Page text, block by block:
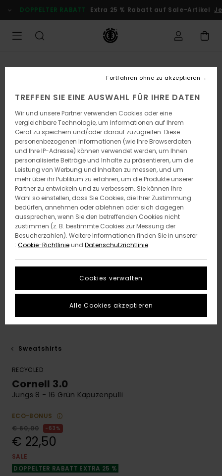
zur
Produktinformation
DOPPELTER RABATT Extra 25 % Rabatt auf Sale-Artikel
Sweatshirts
RECYCLED
Cornell 3.0
Jungs 8 - 16 Grün Kapuzenpulli
ECO-BONUS
€ 60,00
63%
€ 22,50
SALE
DOPPELTER RABATT EXTRA 25 %
TREFFEN SIE EINE AUSWAHL FÜR IHRE DATEN
Wir und unsere Partner verwenden Cookies oder eine
vergleichbare Technologie, um Informationen auf Ihrem
Gerät zu speichern und/oder darauf zuzugreifen. Diese
personenbezogenen Informationen (wie Ihre Browserdaten
und Ihre IP-Adresse) können verwendet werden, um Ihnen
personalisierte Beiträge und Inhalte zu präsentieren, um die
Leistung von Werbung und Inhalten zu messen, und um
mehr über ihr Publikum zu erfahren, um die Produkte unserer
Partner zu entwickeln und zu verbessern. Sie können Ihre
Wahl so einstellen, dass Sie Cookies, die Ihrer Zustimmung
bedürfen, annehmen oder ablehnen oder sich dagegen
aussprechen, wenn Sie den betreffenden Cookies nicht
zustimmen (z. B. bestimmte Cookies zur Messung der
Besucherzahlen). Weitere Informationen finden Sie in unserer
: Cookie-Richtlinieund Datenschutzrichtlinie
Cookies verwalten
Fortfahren ohne zu akzeptieren
Alle Cookies akzeptieren